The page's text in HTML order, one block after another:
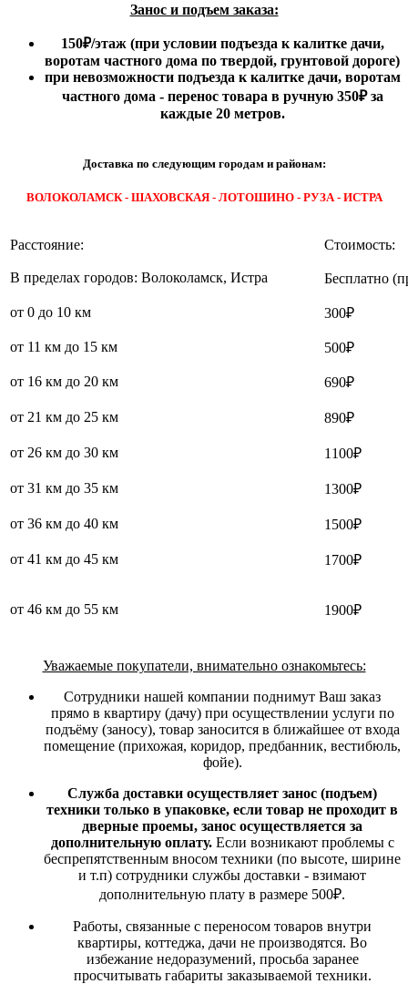
Занос и подъем заказа:
150₽/этаж(при условии подъезда к калитке дачи,
воротам частного дома по твердой, грунтовой дороге)
при невозможности подъезда к калитке дачи, воротам
частного дома - перенос товара в ручную 350₽ за
каждые 20 метров.
Доставка по следующим городам и районам:
ВОЛОКОЛАМСК - ШАХОВСКАЯ - ЛОТОШИНО - РУЗА - ИСТРА
Расстояние: Стоимость:
В пределах городов: Волоколамск, Истра Бесплатно
от 0 до 10 км 300₽
от 11 км до 15 км 500₽
от 16 км до 20 км 690₽
от 21 км до 25 км 890₽
от 26 км до 30 км 1100₽
от 31 км до 35 км 1300₽
от 36 км до 40 км 1500₽
от 41 км до 45 км 1700₽
от 46 км до 55 км 1900₽
Уважаемые покупатели, внимательно ознакомьтесь:
Сотрудники нашей компании поднимут Ваш заказ
прямо в квартиру (дачу) при осуществлении услуги по
подъёму (заносу), товар заносится в ближайшее от входа
помещение (прихожая, коридор, предбанник, вестибюль,
фойе).
Служба доставки осуществляет занос (подъем)
техники только в упаковке, если товар не проходит в
дверные проемы, занос осуществляется за
дополнительную оплату. Если возникают проблемы с
беспрепятственным вносом техники (по высоте, ширине
и т.п) сотрудники службы доставки - взимают
дополнительную плату в размере 500₽.
Работы, связанные с переносом товаров внутри
квартиры, коттеджа, дачи не производятся. Во
избежание недоразумений, просьба заранее
просчитывать габариты заказываемой техники.